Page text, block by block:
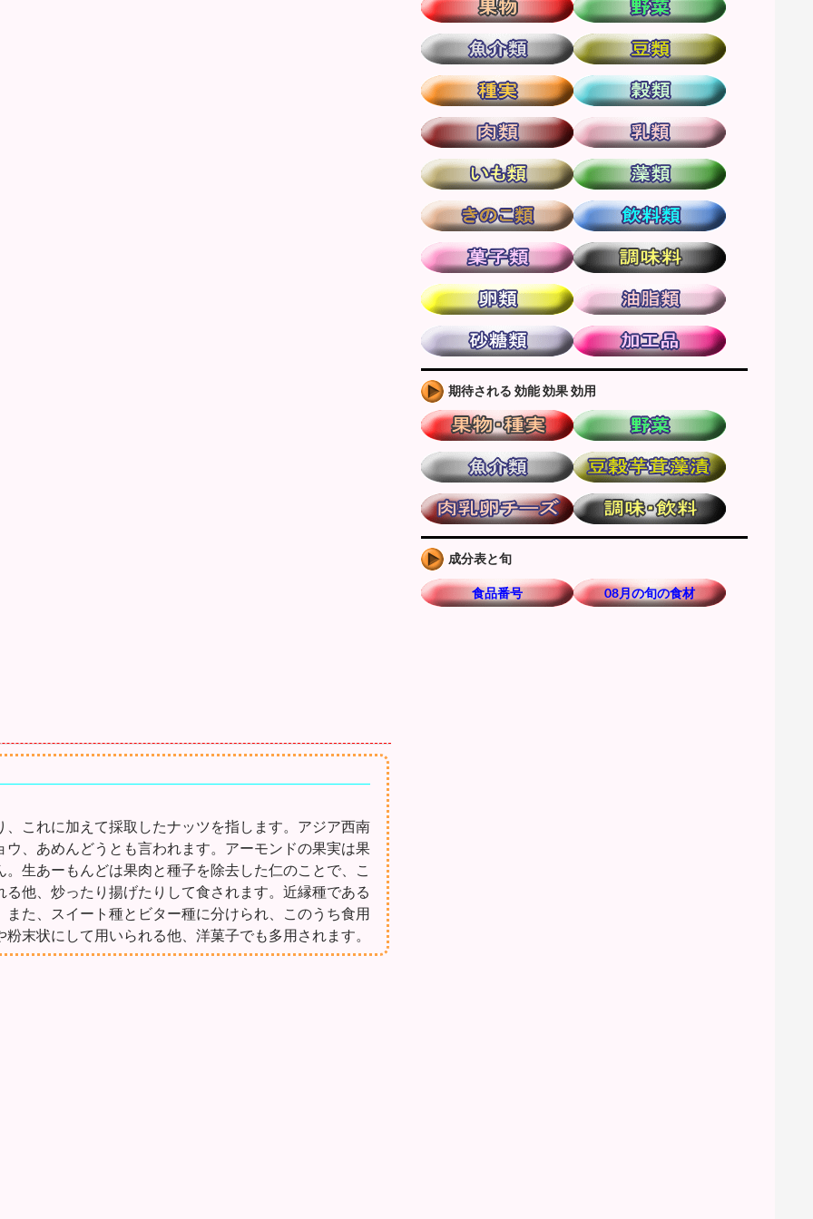
これに加えて採取したナッツを指します。アジア西南
、あめんどうとも言われます。アーモンドの果実は果
生あーもんどは果肉と種子を除去した仁のことで、こ
他、炒ったり揚げたりして食されます。近縁種である
た、スイート種とビター種に分けられ、このうち食用
末状にして用いられる他、洋菓子でも多用されます。
期待される 効能 効果 効用
成分表と旬
食品番号 08月の旬の食材